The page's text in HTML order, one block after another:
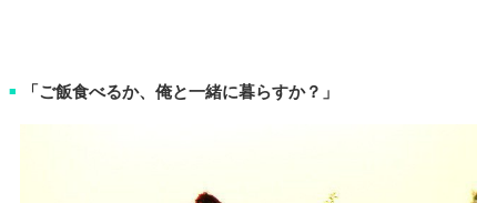
■ 「ご飯食べるか、俺と一緒に暮らすか？」